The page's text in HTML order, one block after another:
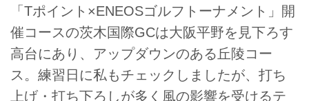
「Tポイント×ENEOSゴルフトーナメント」開
催コースの茨木国際GCは大阪平野を見下ろす
高台にあり、アップダウンのある丘陵コー
ス。練習日に私もチェックしましたが、打ち
上げ・打ち下ろしが多く風の影響を受けるテ